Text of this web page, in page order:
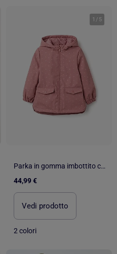
1 / 5
Parka in gomma imbottito con cappuccio e stampa floreale
44,99 €
Vedi prodotto
2 colori